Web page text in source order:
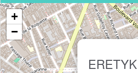
ERETYK
+
−